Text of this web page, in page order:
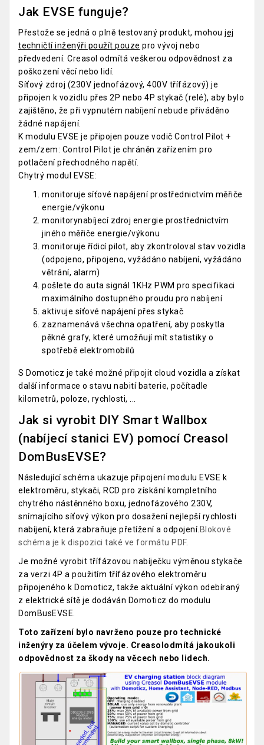
Jak EVSE funguje?
Přestože se jedná o plně testovaný produkt, mohou jej
techničtí inženýři použít pouze pro vývoj nebo
předvedení. Creasol odmítá veškerou odpovědnost za
poškození věcí nebo lidí.
Síťový zdroj (230V jednofázový, 400V třífázový) je
připojen k vozidlu přes 2P nebo 4P stykač (relé), aby bylo
zajištěno, že při vypnutém nabíjení nebude přiváděno
žádné napájení.
K modulu EVSE je připojen pouze vodič Control Pilot +
zem/zem: Control Pilot je chráněn zařízením pro
potlačení přechodného napětí.
Chytrý modul EVSE:
monitoruje síťové napájení prostřednictvím měřiče
energie/výkonu
monitorynabíjecí zdroj energie prostřednictvím
jiného měřiče energie/výkonu
monitoruje řídicí pilot, aby zkontroloval stav vozidla
(odpojeno, připojeno, vyžádáno nabíjení, vyžádáno
větrání, alarm)
pošlete do auta signál 1KHz PWM pro specifikaci
maximálního dostupného proudu pro nabíjení
aktivuje síťové napájení přes stykač
zaznamenává všechna opatření, aby poskytla
pěkné grafy, které umožňují mít statistiky o
spotřebě elektromobilů
S Domoticz je také možné připojit cloud vozidla a získat
další informace o stavu nabití baterie, počítadle
kilometrů, poloze, rychlosti, ...
Jak si vyrobit DIY Smart Wallbox
(nabíjecí stanici EV) pomocí Creasol
DomBusEVSE?
Následující schéma ukazuje připojení modulu EVSE k
elektroměru, stykači, RCD pro získání kompletního
chytrého nástěnného boxu, jednofázového 230V,
snímajícího síťový výkon pro dosažení nejlepší rychlosti
nabíjení, která zabraňuje přetížení a odpojení. Blokové
schéma je k dispozici také ve formátu PDF.
Je možné vyrobit třífázovou nabíječku výměnou stykače
za verzi 4P a použitím třífázového elektroměru
připojeného k Domoticz, takže aktuální výkon odebíraný
z elektrické sítě je dodáván Domoticz do modulu
DomBusEVSE.
Toto zařízení bylo navrženo pouze pro technické
inženýry za účelem vývoje. Creasol odmítá jakoukoli
odpovědnost za škody na věcech nebo lidech.